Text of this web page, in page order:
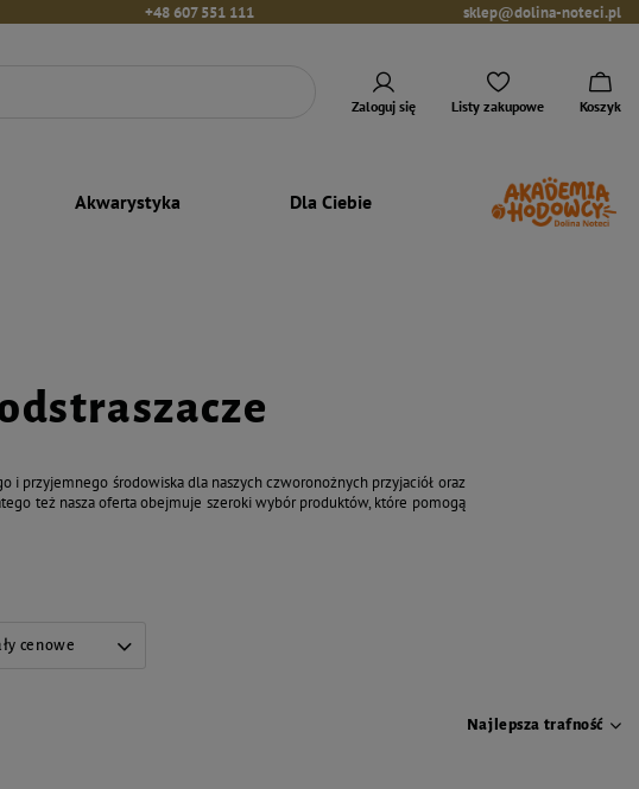
+48 607 551 111 sklep@dolina-noteci.pl
Zaloguj się Listy zakupowe Koszyk
Akwarystyka Dla Ciebie
przyjemnego środowiska dla naszych czworonożnych przyjaciół oraz
też nasza oferta obejmuje szeroki wybór produktów, które pomogą
cenowe
Najlepsza trafność